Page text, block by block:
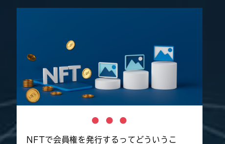
NFTで会員権を発行するってどういうこ